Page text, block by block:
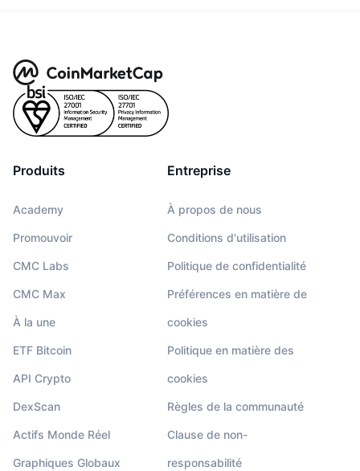
Produits
Academy
Promouvoir
CMC Labs
CMC Max
À la une
ETF Bitcoin
API Crypto
DexScan
Actifs Monde Réel
Graphiques Globaux
Entreprise
À propos de nous
Conditions d'utilisation
Politique de confidentialité
Préférences en matière de
cookies
Politique en matière des
cookies
Règles de la communauté
Clause de non-
responsabilité